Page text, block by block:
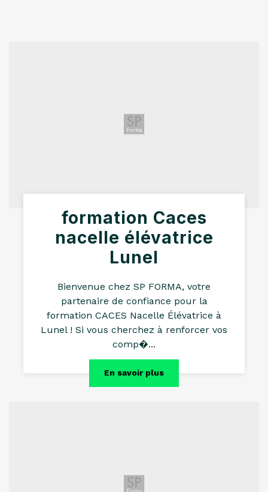
formation Caces
nacelle élévatrice
Lunel
Bienvenue chez SP FORMA, votre
partenaire de confiance pour la
formation CACES Nacelle Élévatrice à
Lunel ! Si vous cherchez à renforcer vos
comp�...
En savoir plus